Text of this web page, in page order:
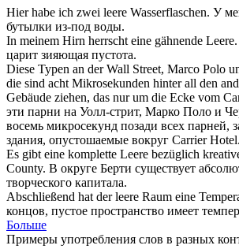
Hier habe ich zwei leere Wasserflaschen. У
бутылки из-под воды.
In meinem Hirn herrscht eine gähnende Leere.
царит зияющая пустота.
Diese Typen an der Wall Street, Marco Polo
die sind acht Mikrosekunden hinter all den
Gebäude ziehen, das nur um die Ecke vom
эти парни на Уолл-стрит, Марко Поло и
восемь микросекунд позади всех парней,
здания, опустошаемые вокруг Carrier Hotel.
Es gibt eine komplette Leere bezüglich
County. В округе Берти существует
творческого капитала.
Abschließend hat derleere Raum eine
концов, пустое пространство имеет
Больше
Примеры употребления слов в разных